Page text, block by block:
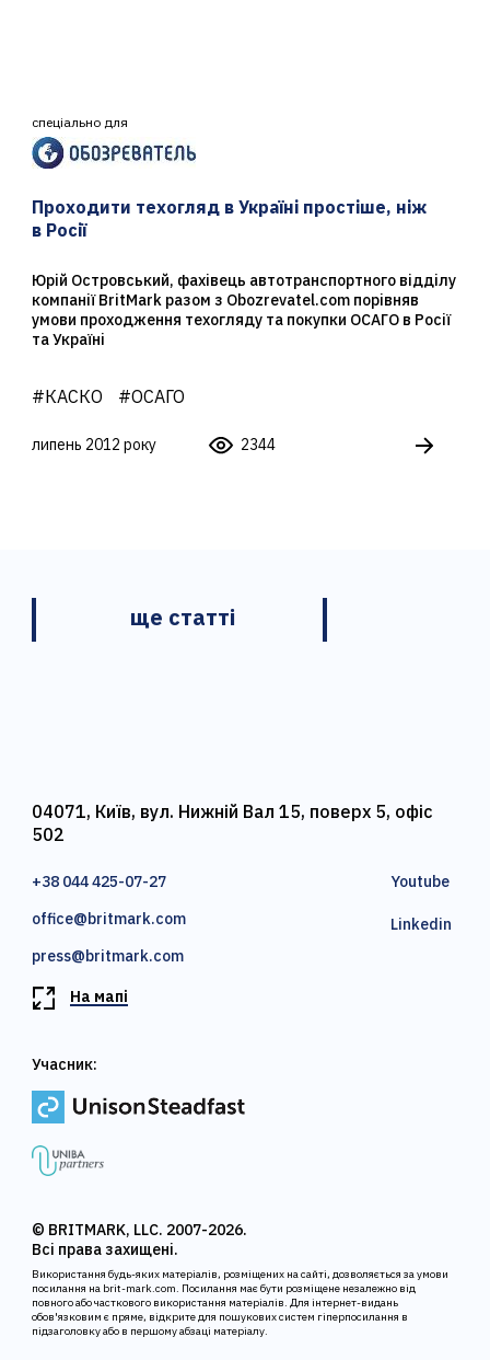
спеціально для
Проходити техогляд в Україні простіше, ніж
в Росії
Юрій Островський, фахівець автотранспортного відділу
компанії BritMark разом з Obozrevatel.com порівняв
умови проходження техогляду та покупки ОСАГО в Росії
та Україні
#КАСКО #ОСАГО
липень 2012 року 2344
ще статті
04071, Київ, вул. Нижній Вал 15, поверх 5, офіс
502
+38 044 425-07-27
office@britmark.com
press@britmark.com
Youtube
Linkedin
На мапі
© BRITMARK, LLC. 2007-2026.
Всі права захищені.
Використання будь-яких матеріалів, розміщених на сайті, дозволяється за умови
посилання на brit-mark.com. Посилання має бути розміщене незалежно від
повного або часткового використання матеріалів. Для інтернет-видань
обов'язковим є пряме, відкрите для пошукових систем гіперпосилання в
підзаголовку або в першому абзаці матеріалу.
Учасник: